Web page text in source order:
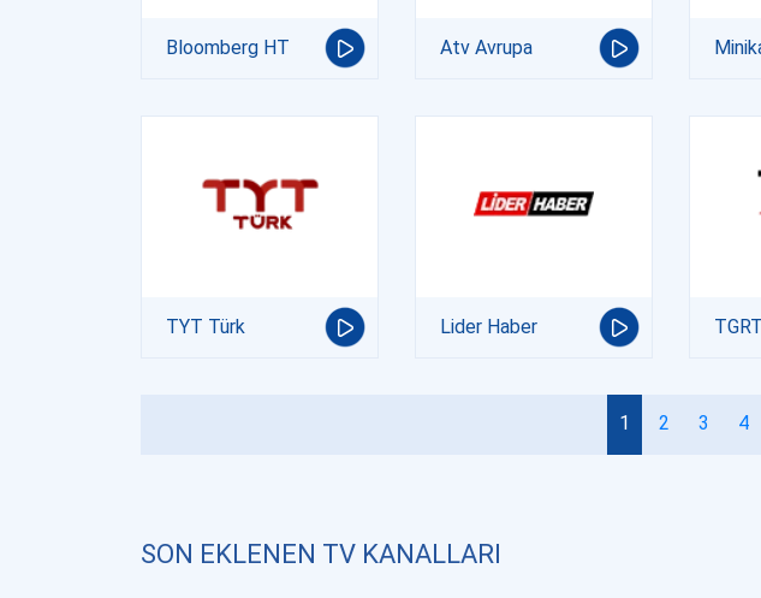
Bloomberg HT Atv Avrupa
TYT Türk Lider Haber
1 2 3 4
SON EKLENEN TV KANALLARI